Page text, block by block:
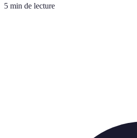
5 min de lecture